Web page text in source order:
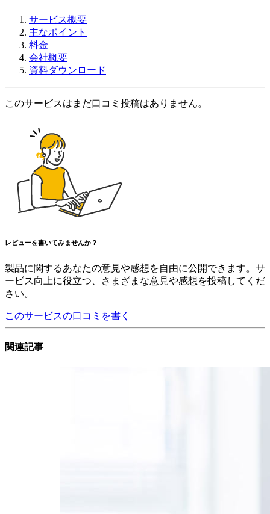
サービス概要
主なポイント
料金
会社概要
資料ダウンロード
このサービスはまだ口コミ投稿はありません。
レビューを書いてみませんか？
製品に関するあなたの意見や感想を自由に公開できます。サ
ービス向上に役立つ、さまざまな意見や感想を投稿してくだ
さい。
このサービスの口コミを書く
関連記事